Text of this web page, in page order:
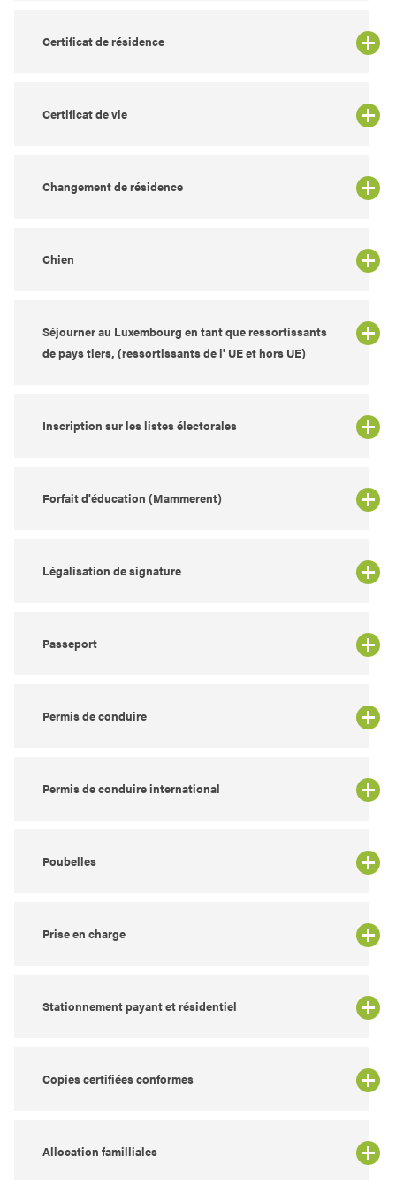
Certificat de résidence
Certificat de vie
Changement de résidence
Chien
Séjourner au Luxembourg en tant que ressortissants
de pays tiers, (ressortissants de l' UE et hors UE)
Inscription sur les listes électorales
Forfait d'éducation (Mammerent)
Légalisation de signature
Passeport
Permis de conduire
Permis de conduire international
Poubelles
Prise en charge
Stationnement payant et résidentiel
Copies certifiées conformes
Allocation familliales